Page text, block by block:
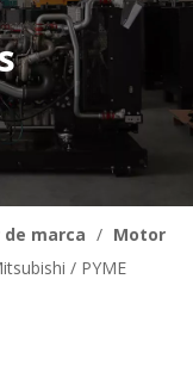
marca
Motor
/ PYME